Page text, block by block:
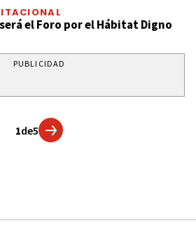
el Foro por el Hábitat Digno
PUBLICIDAD
1de5